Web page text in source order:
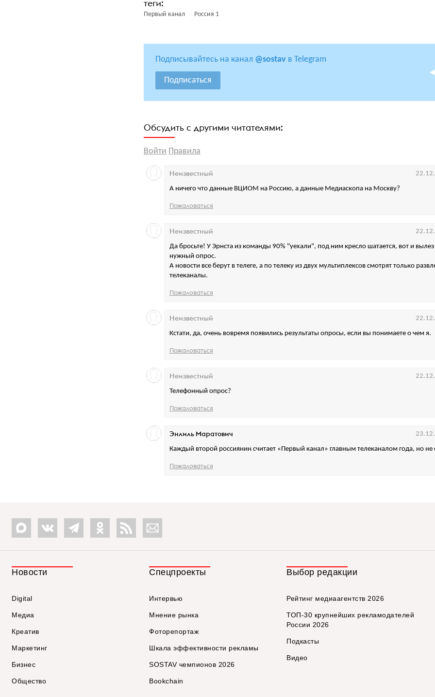
Первый канал Россия 1
Подписывайтесь на канал @sostav в Telegram
Подписаться
Обсудить с другими читателями:
Войти Правила
А ничего что данные ВЦИОМ на Россию, а данные Медиаскопа на Москву?
Неизвестный
Пожаловаться
Да бросьте! У Эрнста из команды 90% "уехали", под ним кресло шатается, вот и
нужный опрос.
А новости все берут в телеге, а по телеку из двух мультиплексов смотрят только
телеканалы.
Неизвестный
Пожаловаться
Кстати, да, очень вовремя появились результаты опросы, если вы понимаете о чем я.
Неизвестный
Пожаловаться
Телефонный опрос?
Неизвестный
Пожаловаться
Каждый второй россиянин считает «Первый канал» главным телеканалом года, но не
Энлиль Маратович
Пожаловаться
Новости
Digital
Медиа
Креатив
Маркетинг
Бизнес
Общество
Спецпроекты
Интервью
Мнение рынка
Фоторепортаж
Шкала эффективности рекламы
SOSTAV чемпионов 2026
Bookchain
Выбор редакции
Рейтинг медиаагентств 2026
ТОП-30 крупнейших рекламодателей
России 2026
Подкасты
Видео